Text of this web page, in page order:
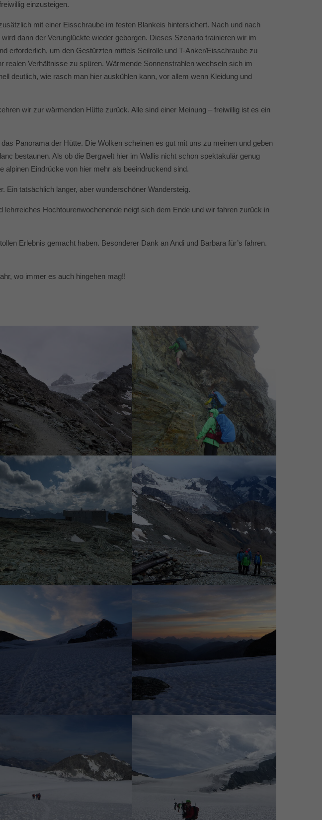
einzusteigen.
mit einer Eisschraube im festen Blankeis hintersichert. Nach und nach
dann der Verunglückte wieder geborgen. Dieses Szenario trainieren wir im
erforderlich, um den Gestürzten mittels Seilrolle und T-Anker/Eisschraube zu
Verhältnisse zu spüren. Wärmende Sonnenstrahlen wechseln sich im
deutlich, wie rasch man hier auskühlen kann, vor allem wenn Kleidung und
wir zur wärmenden Hütte zurück. Alle sind einer Meinung – freiwillig ist es ein
Panorama der Hütte. Die Wolken scheinen es gut mit uns zu meinen und geben
bestaunen. Als ob die Bergwelt hier im Wallis nicht schon spektakulär genug
alpinen Eindrücke von hier mehr als beeindruckend sind.
Ein tatsächlich langer, aber wunderschöner Wandersteig.
Hochtourenwochenende neigt sich dem Ende und wir fahren zurück in
Erlebnis gemacht haben. Besonderer Dank an Andi und Barbara für’s fahren.
wo immer es auch hingehen mag!!
Alpiner Steig Letzte Steilstufe im Regen
Cabane de Tracuit 3256 m Die Hüttenumgebung erkunden
Herrliche Morgenstimmung
Blick zurück zum Aufstieg